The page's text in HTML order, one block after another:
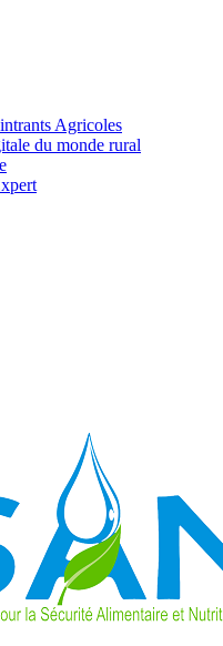
Agricoles
du monde rural